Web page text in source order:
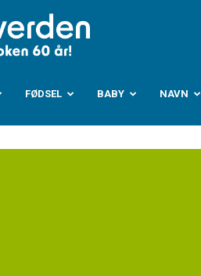
Babyverden.no
FØDSEL BABY NAVN